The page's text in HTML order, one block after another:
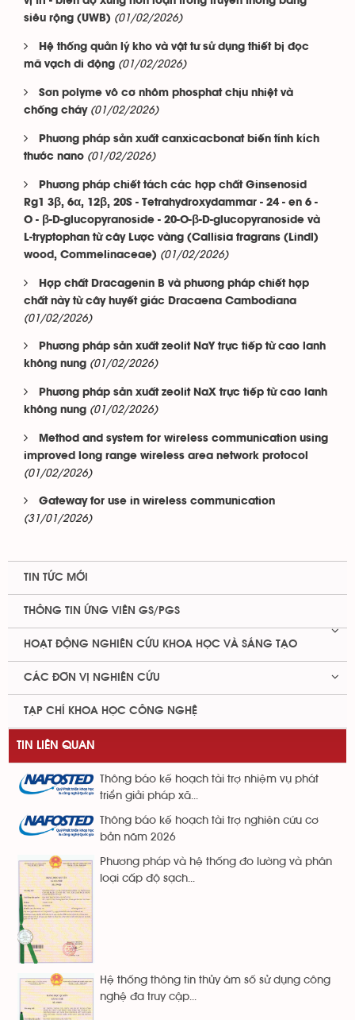
siêu rộng (UWB) (01/02/2026)
Hệ thống quản lý kho và vật tư sử dụng thiết bị đọc
mã vạch di động (01/02/2026)
Sơn polyme vô cơ nhôm phosphat chịu nhiệt và
chống cháy (01/02/2026)
Phương pháp sản xuất canxicacbonat biến tính kích
thước nano (01/02/2026)
Phương pháp chiết tách các hợp chất Ginsenosid
Rg1 3β, 6α, 12β, 20S - Tetrahydroxydammar - 24 - en 6 -
O - β-D-glucopyranoside - 20-O-β-D-glucopyranoside và
L-tryptophan từ cây Lược vàng (Callisia fragrans (Lindl)
wood, Commelinaceae) (01/02/2026)
Hợp chất Dracagenin B và phương pháp chiết hợp
chất này từ cây huyết giác Dracaena Cambodiana
(01/02/2026)
Phương pháp sản xuất zeolit NaY trực tiếp từ cao lanh
không nung (01/02/2026)
Phương pháp sản xuất zeolit NaX trực tiếp từ cao lanh
không nung (01/02/2026)
Method and system for wireless communication using
improved long range wireless area network protocol
(01/02/2026)
Gateway for use in wireless communication
(31/01/2026)
TIN TỨC MỚI
THÔNG TIN ỨNG VIÊN GS/PGS
HOẠT ĐỘNG NGHIÊN CỨU KHOA HỌC VÀ SÁNG TẠO
CÁC ĐƠN VỊ NGHIÊN CỨU
TẠP CHÍ KHOA HỌC CÔNG NGHỆ
TIN LIÊN QUAN
Thông báo kế hoạch tài trợ nhiệm vụ phát
triển giải pháp xã...
Thông báo kế hoạch tài trợ nghiên cứu cơ
bản năm 2026
Phương pháp và hệ thống đo lường và phân
loại cấp độ sạch...
Hệ thống thông tin thủy âm số sử dụng công
nghệ đa truy cập...